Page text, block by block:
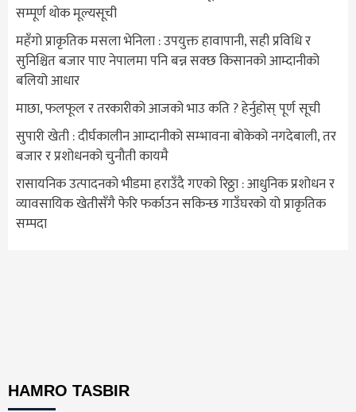
सम्पूर्ण थोक मूल्यसूची
महँगो प्राकृतिक मसला भेनिला : उपयुक्त हावापानी, सही प्रविधि र
सुनिश्चित बजार पाए नेपालमा पनि बन्न सक्छ किसानको आम्दानीको
बलियो आधार
माछा, फलफूल र तरकारीको आजको भाउ कति ? हेर्नुहोस् पूर्ण सूची
सुपारी खेती : दीर्घकालीन आम्दानीको सम्भावना बोकेको नगदेबाली, तर
बजार र प्रशोधनको चुनौती कायमै
रासायनिक उत्पादनको भीडमा हराउँदै गएको रिठ्ठा : आधुनिक प्रशोधन र
व्यावसायिक खेतीसँगै फेरि फर्काउन सकिन्छ गाउँघरको यो प्राकृतिक
सम्पदा
HAMRO TASBIR